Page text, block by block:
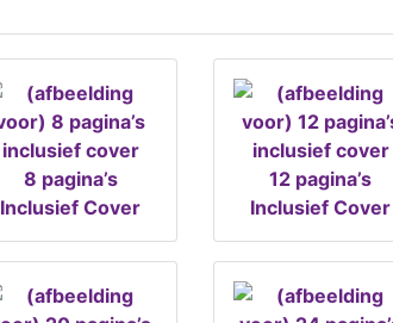
8 pagina’s
Inclusief Cover
12 pagina’s
Inclusief Cover